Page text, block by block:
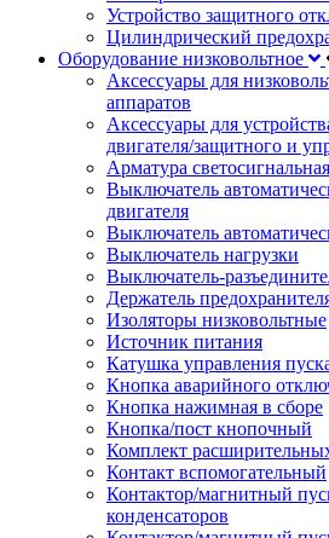
Устройство защитного
Цилиндрический
Оборудование низковольтное
Аксессуары для
аппаратов
Аксессуары для
двигателя/защитного и
Арматура светосигнальная
Выключатель
двигателя
Выключатель
Выключатель нагрузки
Выключатель-
Держатель
Изоляторы низковольтные
Источник питания
Катушка управления
Кнопка аварийного
Кнопка нажимная в сборе
Кнопка/пост кнопочный
Комплект
Контакт вспомогательный
Контактор/магнитный
конденсаторов